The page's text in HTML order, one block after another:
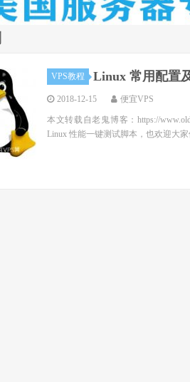
VPS教程 Linux 常用配置
2018-12-15 便宜VPS
本文转载自老鬼博客：https://
Linux 性能一键测试脚本，也欢迎大家